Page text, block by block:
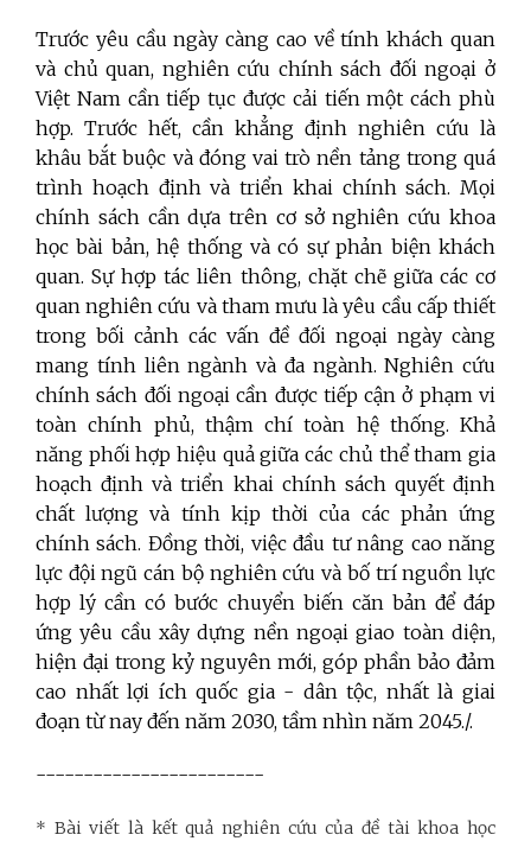
Trước yêu cầu ngày càng cao về tính khách quan
và chủ quan, nghiên cứu chính sách đối ngoại ở
Việt Nam cần tiếp tục được cải tiến một cách phù
hợp. Trước hết, cần khẳng định nghiên cứu là
khâu bắt buộc và đóng vai trò nền tảng trong quá
trình hoạch định và triển khai chính sách. Mọi
chính sách cần dựa trên cơ sở nghiên cứu khoa
học bài bản, hệ thống và có sự phản biện khách
quan. Sự hợp tác liên thông, chặt chẽ giữa các cơ
quan nghiên cứu và tham mưu là yêu cầu cấp thiết
trong bối cảnh các vấn đề đối ngoại ngày càng
mang tính liên ngành và đa ngành. Nghiên cứu
chính sách đối ngoại cần được tiếp cận ở phạm vi
toàn chính phủ, thậm chí toàn hệ thống. Khả
năng phối hợp hiệu quả giữa các chủ thể tham gia
hoạch định và triển khai chính sách quyết định
chất lượng và tính kịp thời của các phản ứng
chính sách. Đồng thời, việc đầu tư nâng cao năng
lực đội ngũ cán bộ nghiên cứu và bố trí nguồn lực
hợp lý cần có bước chuyển biến căn bản để đáp
ứng yêu cầu xây dựng nền ngoại giao toàn diện,
hiện đại trong kỷ nguyên mới, góp phần bảo đảm
cao nhất lợi ích quốc gia - dân tộc, nhất là giai
đoạn từ nay đến năm 2030, tầm nhìn năm 2045./.
------------------------
* Bài viết là kết quả nghiên cứu của đề tài khoa học